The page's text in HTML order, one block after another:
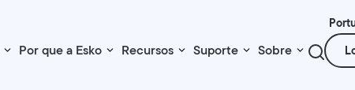
Por que a Esko Recursos Suporte Sobre